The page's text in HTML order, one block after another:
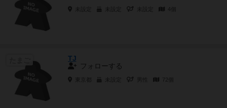
未設定 未設定 未設定 4個
TJ
フォローする
東京都 未設定